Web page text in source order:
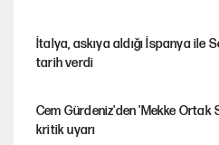
İtalya, askıya aldığı İspanya ile
tarih verdi
Cem Gürdeniz'den 'Mekke Ortak
kritik uyarı